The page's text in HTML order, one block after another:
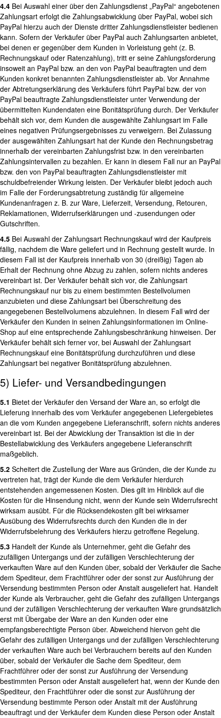
4.4 Bei Auswahl einer über den Zahlungsdienst „PayPal“ angebotenen
Zahlungsart erfolgt die Zahlungsabwicklung über PayPal, wobei sich
PayPal hierzu auch der Dienste dritter Zahlungsdienstleister bedienen
kann. Sofern der Verkäufer über PayPal auch Zahlungsarten anbietet,
bei denen er gegenüber dem Kunden in Vorleistung geht (z. B.
Rechnungskauf oder Ratenzahlung), tritt er seine Zahlungsforderung
insoweit an PayPal bzw. an den von PayPal beauftragten und dem
Kunden konkret benannten Zahlungsdienstleister ab. Vor Annahme
der Abtretungserklärung des Verkäufers führt PayPal bzw. der von
PayPal beauftragte Zahlungsdienstleister unter Verwendung der
übermittelten Kundendaten eine Bonitätsprüfung durch. Der Verkäufer
behält sich vor, dem Kunden die ausgewählte Zahlungsart im Falle
eines negativen Prüfungsergebnisses zu verweigern. Bei Zulassung
der ausgewählten Zahlungsart hat der Kunde den Rechnungsbetrag
innerhalb der vereinbarten Zahlungsfrist bzw. in den vereinbarten
Zahlungsintervallen zu bezahlen. Er kann in diesem Fall nur an PayPal
bzw. den von PayPal beauftragten Zahlungsdienstleister mit
schuldbefreiender Wirkung leisten. Der Verkäufer bleibt jedoch auch
im Falle der Forderungsabtretung zuständig für allgemeine
Kundenanfragen z. B. zur Ware, Lieferzeit, Versendung, Retouren,
Reklamationen, Widerrufserklärungen und -zusendungen oder
Gutschriften.
4.5 Bei Auswahl der Zahlungsart Rechnungskauf wird der Kaufpreis
fällig, nachdem die Ware geliefert und in Rechnung gestellt wurde. In
diesem Fall ist der Kaufpreis innerhalb von 30 (dreißig) Tagen ab
Erhalt der Rechnung ohne Abzug zu zahlen, sofern nichts anderes
vereinbart ist. Der Verkäufer behält sich vor, die Zahlungsart
Rechnungskauf nur bis zu einem bestimmten Bestellvolumen
anzubieten und diese Zahlungsart bei Überschreitung des
angegebenen Bestellvolumens abzulehnen. In diesem Fall wird der
Verkäufer den Kunden in seinen Zahlungsinformationen im Online-
Shop auf eine entsprechende Zahlungsbeschränkung hinweisen. Der
Verkäufer behält sich ferner vor, bei Auswahl der Zahlungsart
Rechnungskauf eine Bonitätsprüfung durchzuführen und diese
Zahlungsart bei negativer Bonitätsprüfung abzulehnen.
5) Liefer- und Versandbedingungen
5.1 Bietet der Verkäufer den Versand der Ware an, so erfolgt die
Lieferung innerhalb des vom Verkäufer angegebenen Liefergebietes
an die vom Kunden angegebene Lieferanschrift, sofern nichts anderes
vereinbart ist. Bei der Abwicklung der Transaktion ist die in der
Bestellabwicklung des Verkäufers angegebene Lieferanschrift
maßgeblich.
5.2 Scheitert die Zustellung der Ware aus Gründen, die der Kunde zu
vertreten hat, trägt der Kunde die dem Verkäufer hierdurch
entstehenden angemessenen Kosten. Dies gilt im Hinblick auf die
Kosten für die Hinsendung nicht, wenn der Kunde sein Widerrufsrecht
wirksam ausübt. Für die Rücksendekosten gilt bei wirksamer
Ausübung des Widerrufsrechts durch den Kunden die in der
Widerrufsbelehrung des Verkäufers hierzu getroffene Regelung.
5.3 Handelt der Kunde als Unternehmer, geht die Gefahr des
zufälligen Untergangs und der zufälligen Verschlechterung der
verkauften Ware auf den Kunden über, sobald der Verkäufer die Sache
dem Spediteur, dem Frachtführer oder der sonst zur Ausführung der
Versendung bestimmten Person oder Anstalt ausgeliefert hat. Handelt
der Kunde als Verbraucher, geht die Gefahr des zufälligen Untergangs
und der zufälligen Verschlechterung der verkauften Ware grundsätzlich
erst mit Übergabe der Ware an den Kunden oder eine
empfangsberechtigte Person über. Abweichend hiervon geht die
Gefahr des zufälligen Untergangs und der zufälligen Verschlechterung
der verkauften Ware auch bei Verbrauchern bereits auf den Kunden
über, sobald der Verkäufer die Sache dem Spediteur, dem
Frachtführer oder der sonst zur Ausführung der Versendung
bestimmten Person oder Anstalt ausgeliefert hat, wenn der Kunde den
Spediteur, den Frachtführer oder die sonst zur Ausführung der
Versendung bestimmte Person oder Anstalt mit der Ausführung
beauftragt und der Verkäufer dem Kunden diese Person oder Anstalt